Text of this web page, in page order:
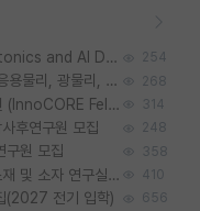
[한양대학교(서울)] Computational Photonics and AI Design Lab 대학원생 모집 254
DGIST Cell Dynamics & Imaging Lab 응용물리, 광물리, 양자, 생물물리 대학원생 모집 [삼성과제, 전문연TO] 268
[UNIST 지능로보틱스연구실] 박사후연구원 (InnoCORE Fellow) 모집 공고 314
후연구원 모집 248
구원 모집 358
[성균관대학교] 나노과학기술학과 에너지 소재 및 소자 연구실 대학원생 모집 410
(2027 전기 입학) 656